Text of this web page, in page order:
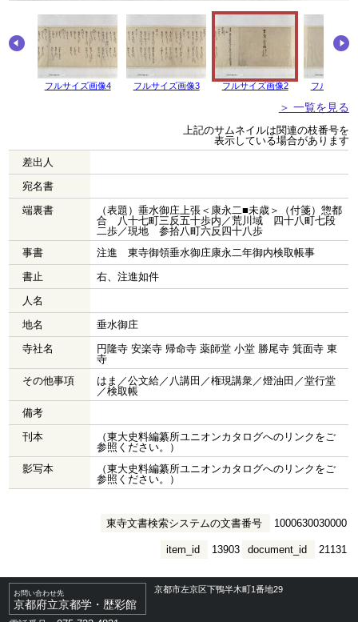
フルサイズ画像4 フルサイズ画像3 フルサイズ画像2 フルサイズ
＞ 一覧を見る
上記のサムネイルは関連の枝番号を
表示している場合があります
差出人
宛名書
端裏書
（表題）垂水御庄上張＜康永二■未歳＞（付箋）惣都
合 八十七町三反五十歩内／荒川域 四十八町七段
二歩／現地 参拾八町六反四十八歩
事書
注進 東寺御領垂水御庄康永二年御内検取帳事
書止
右、注進如件
人名
地名
垂水御庄
寺社名
円隆寺 安楽寺 帰命寺 薬師堂 小堂 勝尾寺 箕面寺 東
寺
その他事項
はま／公文給／八講田／権現講衆／燈油田／堂行堂
／検取帳
備考
刊本
（東大史料編纂所ユニオンカタログへのリンクをご
参照ください。）
影写本
（東大史料編纂所ユニオンカタログへのリンクをご
参照ください。）
東寺文書検索システムの文書番号 1000630030000
document_id 21131
item_id 13903
お問い合わせ先
京都府立京都学・歴彩館
京都市左京区下鴨半木町1番地29